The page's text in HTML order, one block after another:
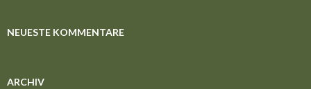
NEUESTE KOMMENTARE
ARCHIV